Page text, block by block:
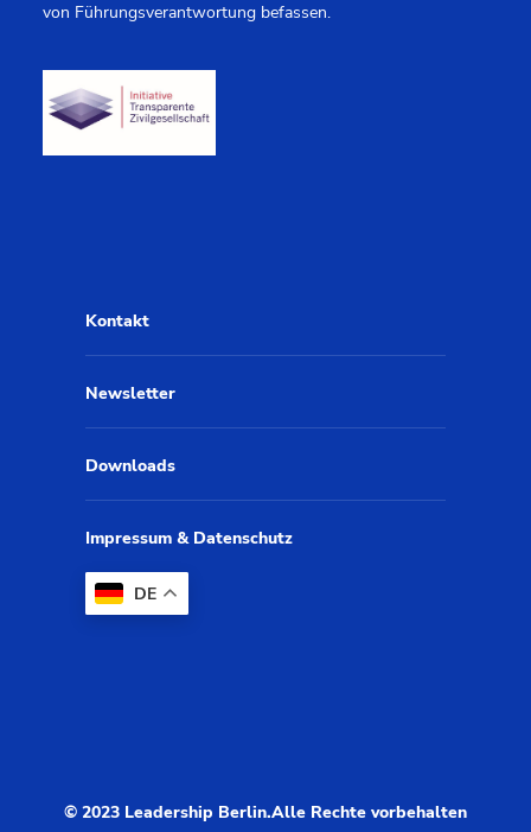
von Führungsverantwortung befassen.
Kontakt
Newsletter
Downloads
Impressum & Datenschutz
DE
© 2023 Leadership Berlin.Alle Rechte vorbehalten